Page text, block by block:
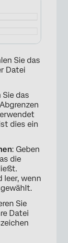
×
Sie das
Datei
Sie das
dies ein
: Geben
die
leer, wenn
Sie
Datei